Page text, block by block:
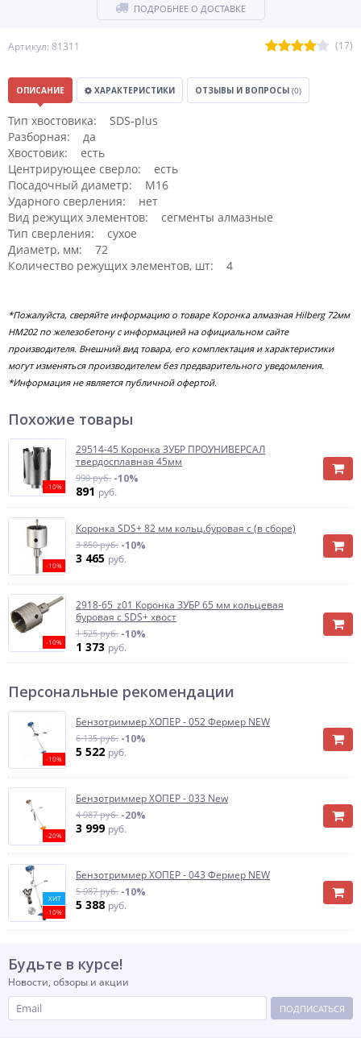
Артикул: 81311 (17)
ПОДРОБНЕЕ О ДОСТАВКЕ
ОПИСАНИЕ ХАРАКТЕРИСТИКИ ОТЗЫВЫ И ВОПРОСЫ (0)
Тип хвостовика: SDS-plus
Разборная: да
Хвостовик: есть
Центрирующее сверло: есть
Посадочный диаметр: М16
Ударного сверления: нет
Вид режущих элементов: сегменты алмазные
Тип сверления: сухое
Диаметр, мм: 72
Количество режущих элементов, шт: 4
*Пожалуйста, сверяйте информацию о товаре Коронка алмазная Hilberg 72мм
HM202 по железобетону с информацией на официальном сайте
производителя. Внешний вид товара, его комплектация и характеристики
могут изменяться производителем без предварительного уведомления.
*Информация не является публичной офертой.
Похожие товары
-10%
29514-45 Коронка ЗУБР ПРОУНИВЕРСАЛ
твердосплавная 45мм
990 руб. -10%
891 руб.
-10%
Коронка SDS+ 82 мм кольц.буровая с (в сборе)
3 850 руб. -10%
3 465 руб.
-10%
2918-65_z01 Коронка ЗУБР 65 мм кольцевая
буровая с SDS+ хвост
1 525 руб. -10%
1 373 руб.
Персональные рекомендации
-10%
Бензотриммер ХОПЕР - 052 Фермер NEW
6 135 руб. -10%
5 522 руб.
-20%
Бензотриммер ХОПЕР - 033 New
4 987 руб. -20%
3 999 руб.
ХИТ
-10%
Бензотриммер ХОПЕР - 043 Фермер NEW
5 987 руб. -10%
5 388 руб.
Будьте в курсе!
Новости, обзоры и акции
ПОДПИСАТЬСЯ